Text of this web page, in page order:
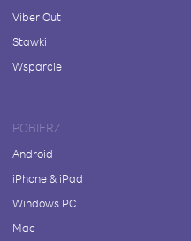
Viber Out
Stawki
Wsparcie
POBIERZ
Android
iPhone & iPad
Windows PC
Mac